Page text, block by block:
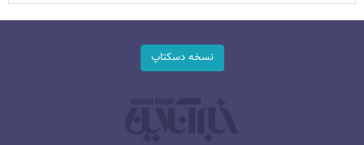
نسخه دسکتاپ